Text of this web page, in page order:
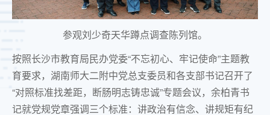
参观刘少奇天华蹲点调查陈列馆。
按照长沙市教育局民办党委“不忘初心、牢记使命”主题教
育要求，湖南师大二附中党总支委员和各支部书记召开了
“对照标准找差距，断肠明志铸忠诚”专题会议，余柏青书
记就党规党章强调三个标准：讲政治有信念、讲规矩有纪